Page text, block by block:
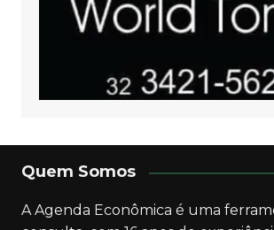
Quem Somos
A Agenda Econômica é uma